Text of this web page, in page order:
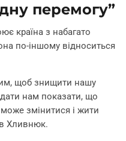
перемогу”
країна з набагато
по-іншому відноситься
щоб знищити нашу
нам показати, що
може змінитися і жити
Хливнюк.